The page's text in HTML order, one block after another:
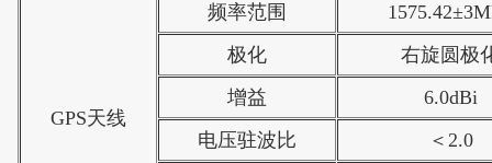
GPS天线
频率范围
极化
右旋圆极
增益
6.0dBi
电压驻波比
＜2.0